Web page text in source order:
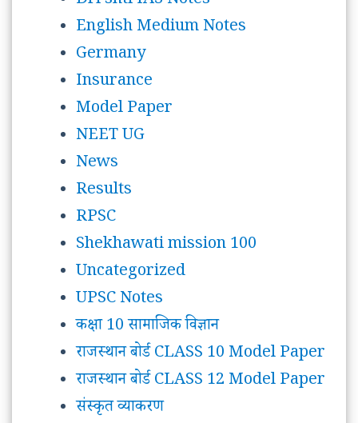
English Medium Notes
Germany
Insurance
Model Paper
NEET UG
News
Results
RPSC
Shekhawati mission 100
Uncategorized
UPSC Notes
कक्षा 10 सामाजिक विज्ञान
राजस्थान बोर्ड CLASS 10 Model Paper
राजस्थान बोर्ड CLASS 12 Model Paper
संस्कृत व्याकरण